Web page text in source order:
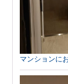
マンションに